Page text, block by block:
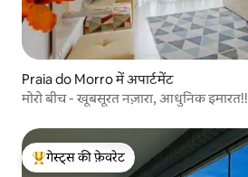
Praia do Morro में अपार्टमेंट
मोरो बीच - खूबसूरत नज़ारा, आधुनिक इमारत!!
गेस्ट्स का टॉप फ़ेवरेट
गेस्ट्स की फ़ेवरेट